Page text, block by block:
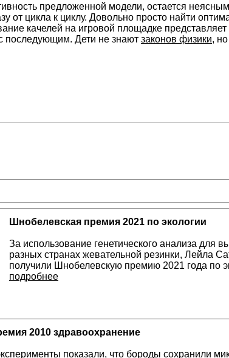
предложенной модели, остается
от цикла к циклу. Довольно просто найти
качелей на игровой площадке
последующим. Дети не знают законов физики,
Шнобелевская премия 2021 по экологии
За использование генетического анализа
разных странах жевательной резинки, Лейла
получили Шнобелевскую премию 2021 года по
подробнее
2010 здравоохранение
показали, что бороды сохранили